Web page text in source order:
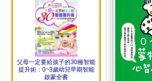
父母一定要給孩子的30種智能
提升術：0~3歲幼兒早期智能
啟蒙全書